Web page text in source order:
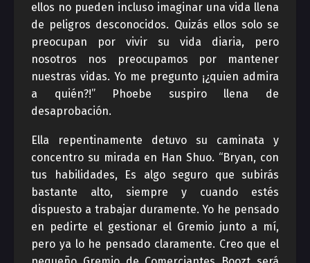
ellos no pueden incluso imaginar una vida llena
de peligros desconocidos. Quizás ellos solo se
preocupan por vivir su vida diaria, pero
nosotros nos preocupamos por mantener
nuestras vidas. Yo me pregunto ¡¿quien admira
a quién?!” Phoebe suspiro llena de
desaprobación.
Ella repentinamente detuvo su caminata y
concentro su mirada en Han Shuo. “Bryan, con
tus habilidades, Es algo seguro que subirás
bastante alto, siempre y cuando estés
dispuesto a trabajar duramente. Yo he pensado
en pedirte el gestionar el Gremio junto a mí,
pero ya lo he pensado claramente. Creo que el